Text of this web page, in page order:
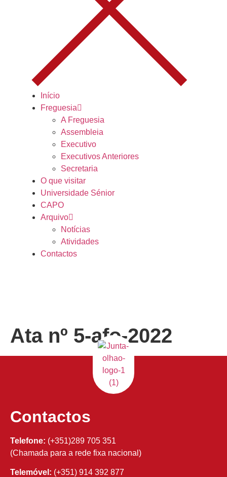
Início
Freguesia
A Freguesia
Assembleia
Executivo
Executivos Anteriores
Secretaria
O que visitar
Universidade Sénior
CAPO
Arquivo
Notícias
Atividades
Contactos
Ata nº 5-afo-2022
Contactos
Telefone: (+351)289 705 351
(Chamada para a rede fixa nacional)
Telemóvel: (+351) 914 392 877